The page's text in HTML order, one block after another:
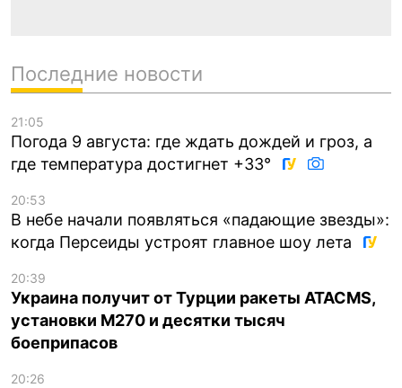
Последние новости
21:05
Погода 9 августа: где ждать дождей и гроз, а
где температура достигнет +33°
20:53
В небе начали появляться «падающие звезды»:
когда Персеиды устроят главное шоу лета
20:39
Украина получит от Турции ракеты ATACMS,
установки M270 и десятки тысяч
боеприпасов
20:26